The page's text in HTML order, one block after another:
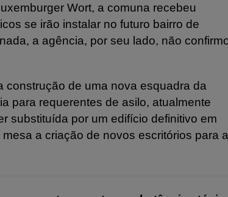
Wort, a comuna recebeu
se irão instalar no futuro bairro de
a agência, por seu lado, não
construção de uma nova esquadra da
para requerentes de asilo, atualmente
substituída por um edifício definitivo em
a criação de novos escritórios para a